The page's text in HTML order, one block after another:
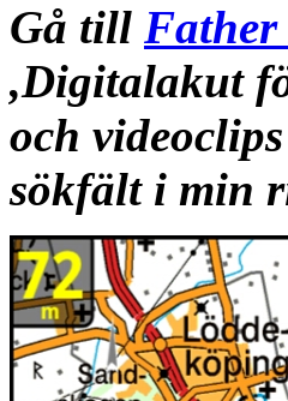
Gå till Father
,Digitalakut
och
sökfält i min